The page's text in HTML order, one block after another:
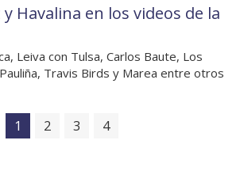
Havalina en los videos de la
Leiva con Tulsa, Carlos Baute, Los
Travis Birds y Marea entre otros
1 2 3 4